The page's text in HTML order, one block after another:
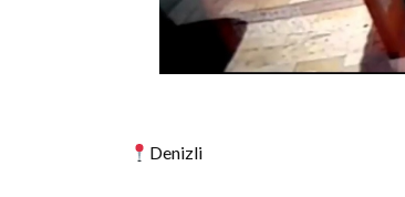
Denizli